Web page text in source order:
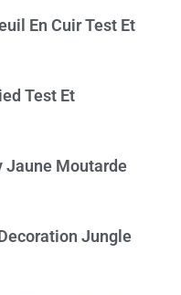
En Cuir Test Et
Test Et
Jaune Moutarde
Jungle